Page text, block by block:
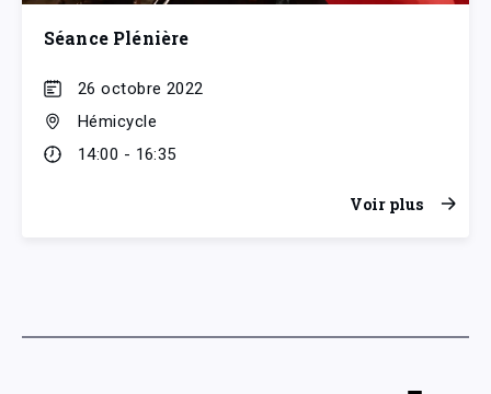
Séance Plénière
26 octobre 2022
Hémicycle
14:00 - 16:35
Voir plus